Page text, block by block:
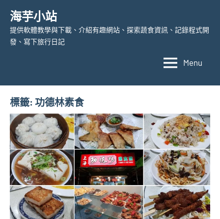
content
海芋小站
提供軟體教學與下載、介紹有趣網站、探索蔬食資訊、記錄程式開
發、寫下旅行日記
Menu
標籤: 功德林素食